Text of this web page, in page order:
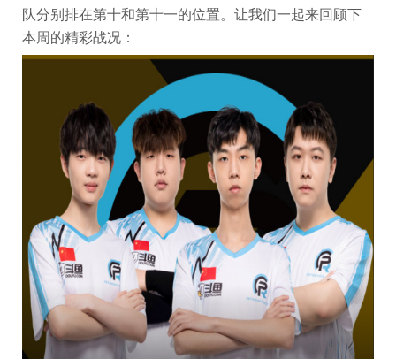
队分别排在第十和第十一的位置。让我们一起来回顾下
本周的精彩战况：